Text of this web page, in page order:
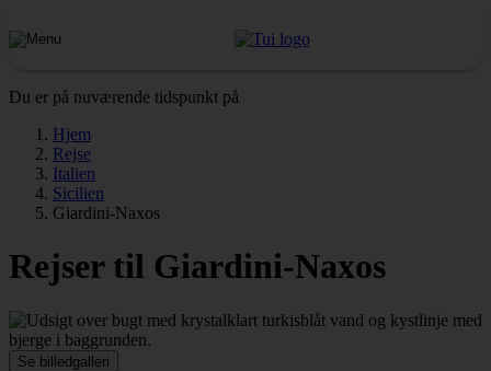
Du er på nuværende tidspunkt på
Hjem
Rejse
Italien
Sicilien
Giardini-Naxos
Rejser til Giardini-Naxos
Se billedgalleri